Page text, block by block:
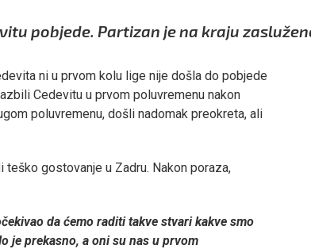
pobjede. Partizan je na kraju
ni u prvom kolu lige nije došla do pobjede
Cedevitu u prvom poluvremenu nakon
poluvremenu, došli nadomak preokreta, ali
gostovanje u Zadru. Nakon poraza,
da ćemo raditi takve stvari kakve smo
je prekasno, a oni su nas u prvom